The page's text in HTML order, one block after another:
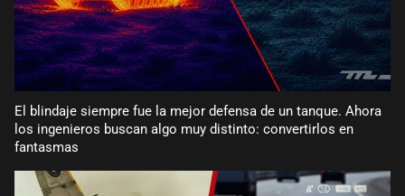
El blindaje siempre fue la mejor defensa de un tanque. Ahora
los ingenieros buscan algo muy distinto: convertirlos en
fantasmas